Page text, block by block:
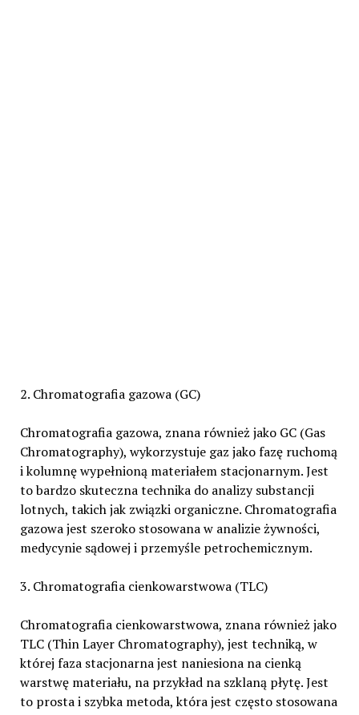
2. Chromatografia gazowa (GC)
Chromatografia gazowa, znana również jako GC (Gas
Chromatography), wykorzystuje gaz jako fazę ruchomą
i kolumnę wypełnioną materiałem stacjonarnym. Jest
to bardzo skuteczna technika do analizy substancji
lotnych, takich jak związki organiczne. Chromatografia
gazowa jest szeroko stosowana w analizie żywności,
medycynie sądowej i przemyśle petrochemicznym.
3. Chromatografia cienkowarstwowa (TLC)
Chromatografia cienkowarstwowa, znana również jako
TLC (Thin Layer Chromatography), jest techniką, w
której faza stacjonarna jest naniesiona na cienką
warstwę materiału, na przykład na szklaną płytę. Jest
to prosta i szybka metoda, która jest często stosowana